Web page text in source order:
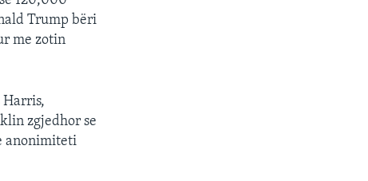
Trump bëri
me zotin
Harris,
zgjedhor se
anonimiteti